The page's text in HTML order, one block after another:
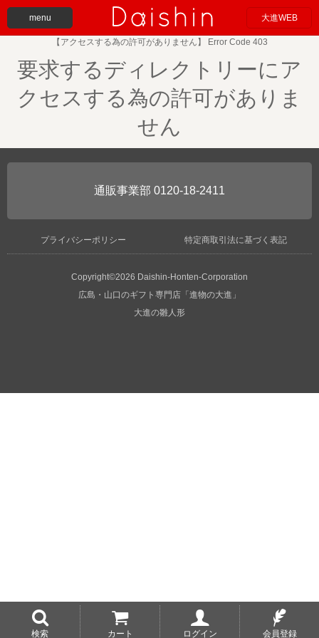
menu 大進WEB
検索 カート ログイン 会員登録
【アクセスする為の許可がありません】 Error Code 403
要求するディレクトリーにア
クセスする為の許可がありま
せん
0120-18-2411
プライバシーポリシー 特定商取引法に基づく表記
Copyright©2026 Daishin-Honten-Corporation
広島・山口のギフト専門店「進物の大進」
大進の雛人形